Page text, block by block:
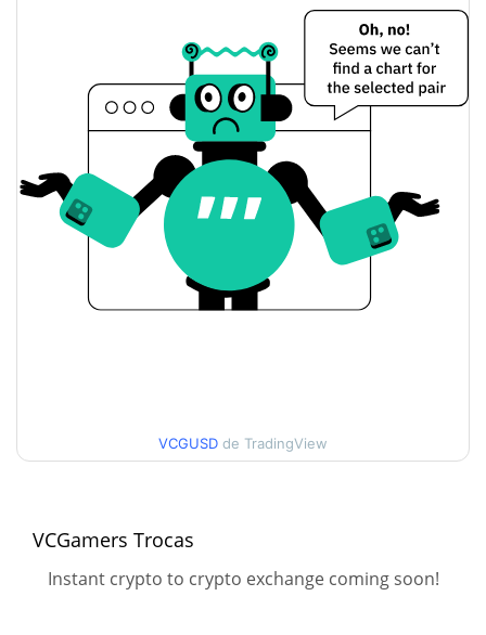
$0.0059386741
Abertura / Fecho de
$0.0059386741 /
$0.0059309432
A mudança de ontem
Volume de ontem $1,526.7681
Histórico do preço do VCGamers
Semana Alta
$0.0060030242
VCGUSD de TradingView
VCGamers Trocas
Instant crypto to crypto exchange coming soon!